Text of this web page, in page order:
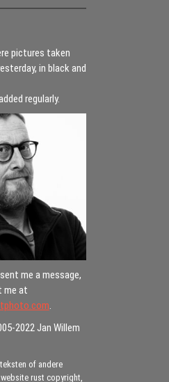
pictures taken
in black and
regularly.
me a message,
me at
2022 Jan Willem
of andere
rust copyright,